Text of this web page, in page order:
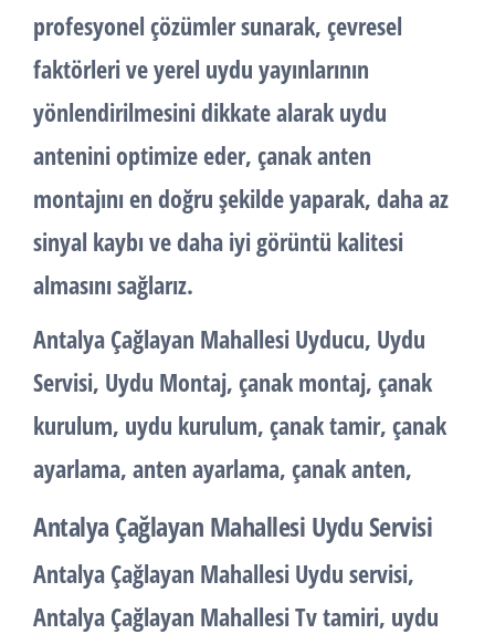
profesyonel çözümler sunarak, çevresel
faktörleri ve yerel uydu yayınlarının
yönlendirilmesini dikkate alarak uydu
antenini optimize eder, çanak anten
montajını en doğru şekilde yaparak, daha az
sinyal kaybı ve daha iyi görüntü kalitesi
almasını sağlarız.
Antalya Çağlayan Mahallesi Uyducu, Uydu
Servisi, Uydu Montaj, çanak montaj, çanak
kurulum, uydu kurulum, çanak tamir, çanak
ayarlama, anten ayarlama, çanak anten,
Antalya Çağlayan Mahallesi Uydu Servisi
Antalya Çağlayan Mahallesi Uydu servisi,
Antalya Çağlayan Mahallesi Tv tamiri, uydu